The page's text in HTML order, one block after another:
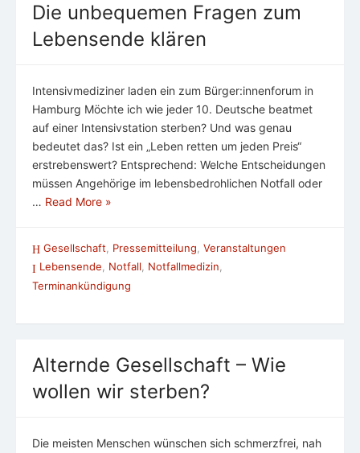
Die unbequemen Fragen zum
Lebensende klären
Intensivmediziner laden ein zum Bürger:innenforum in
Hamburg Möchte ich wie jeder 10. Deutsche beatmet
auf einer Intensivstation sterben? Und was genau
bedeutet das? Ist ein „Leben retten um jeden Preis“
erstrebenswert? Entsprechend: Welche Entscheidungen
müssen Angehörige im lebensbedrohlichen Notfall oder
… Read More »
Gesellschaft Pressemitteilung Veranstaltungen
Lebensende, Notfall, Notfallmedizin,
Terminankündigung
Alternde Gesellschaft – Wie
wollen wir sterben?
Die meisten Menschen wünschen sich schmerzfrei, nah